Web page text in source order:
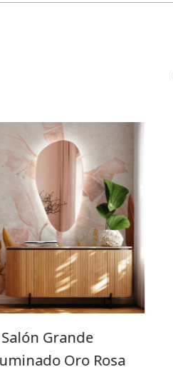
Grande
Oro Rosa